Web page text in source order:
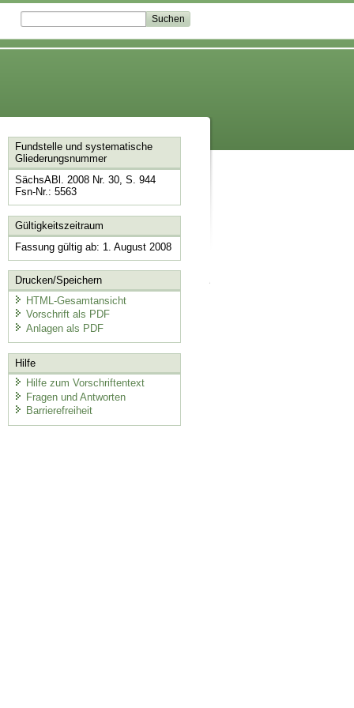
Fundstelle und systematische
Gliederungsnummer
SächsABl. 2008 Nr. 30, S. 944
Fsn-Nr.: 5563
Gültigkeitszeitraum
Fassung gültig ab: 1. August 2008
Drucken/Speichern
HTML-Gesamtansicht
Vorschrift als PDF
Anlagen als PDF
Hilfe
Hilfe zum Vorschriftentext
Fragen und Antworten
Barrierefreiheit